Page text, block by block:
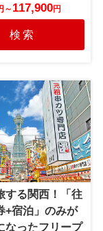
～ 117,900円
検索
する関西！「往
+宿泊」のみが
なったフリープ